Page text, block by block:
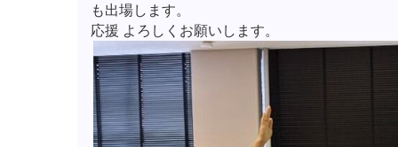
も出場します。
応援 よろしくお願いします。